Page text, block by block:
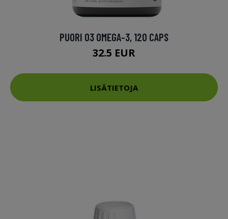
PUORI O3 OMEGA-3, 120 CAPS
32.5 EUR
LISÄTIETOJA